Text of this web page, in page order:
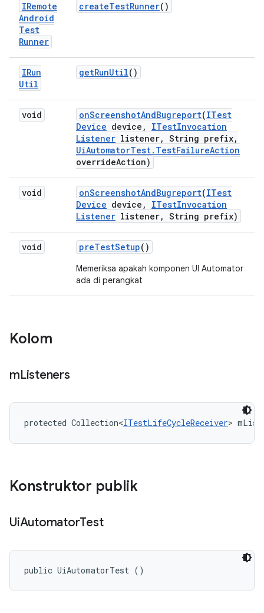
IRemote
Android
Test
Runner
createTestRunner()
IRun
Util
getRunUtil()
void onScreenshotAndBugreport(ITest
Device device , ITestInvocation
Listener listener, String prefix,
UiAutomatorTest. TestFailureAction
overrideAction)
void onScreenshotAndBugreport(ITest
Device device , ITestInvocation
Listener listener, String prefix)
void preTestSetup()
Memeriksa apakah komponen UI Automator
ada di perangkat
Kolom
mListeners
protected Collection<ITestLifeCycleReceiver>
Konstruktor publik
UiAutomatorTest
public UiAutomatorTest ()